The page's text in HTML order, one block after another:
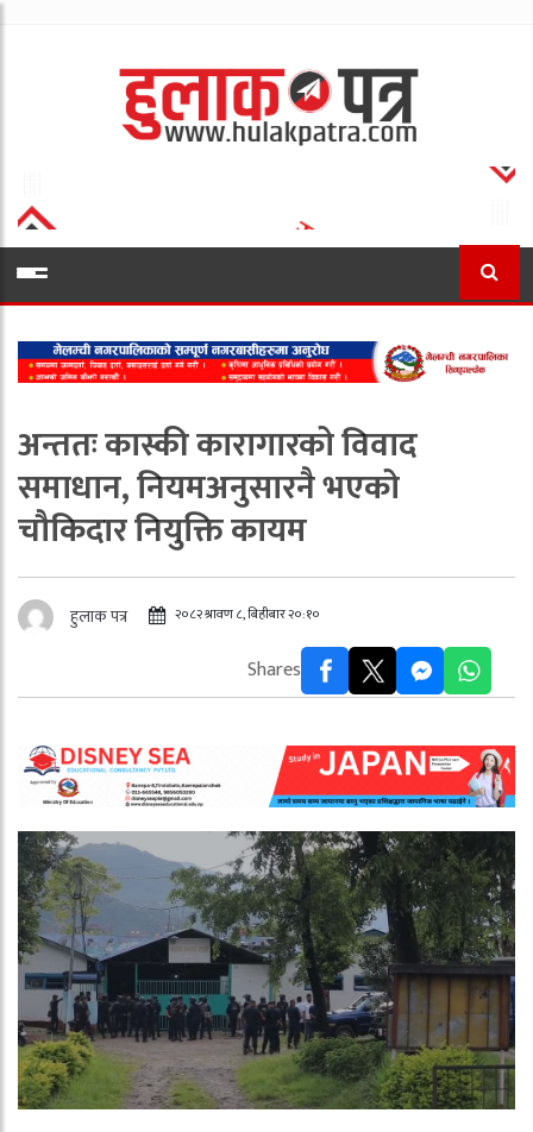
अन्ततः कास्की कारागारको विवाद
समाधान, नियमअनुसारनै भएको
चौकिदार नियुक्ति कायम
हुलाक पत्र २०८२ श्रावण ८, बिहीबार २०:१०
Shares